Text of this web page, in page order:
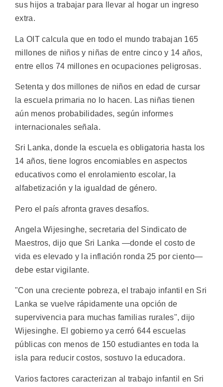
sus hijos a trabajar para llevar al hogar un ingreso
extra.
La OIT calcula que en todo el mundo trabajan 165
millones de niños y niñas de entre cinco y 14 años,
entre ellos 74 millones en ocupaciones peligrosas.
Setenta y dos millones de niños en edad de cursar
la escuela primaria no lo hacen. Las niñas tienen
aún menos probabilidades, según informes
internacionales señala.
Sri Lanka, donde la escuela es obligatoria hasta los
14 años, tiene logros encomiables en aspectos
educativos como el enrolamiento escolar, la
alfabetización y la igualdad de género.
Pero el país afronta graves desafíos.
Angela Wijesinghe, secretaria del Sindicato de
Maestros, dijo que Sri Lanka —donde el costo de
vida es elevado y la inflación ronda 25 por ciento—
debe estar vigilante.
"Con una creciente pobreza, el trabajo infantil en Sri
Lanka se vuelve rápidamente una opción de
supervivencia para muchas familias rurales", dijo
Wijesinghe. El gobierno ya cerró 644 escuelas
públicas con menos de 150 estudiantes en toda la
isla para reducir costos, sostuvo la educadora.
Varios factores caracterizan al trabajo infantil en Sri